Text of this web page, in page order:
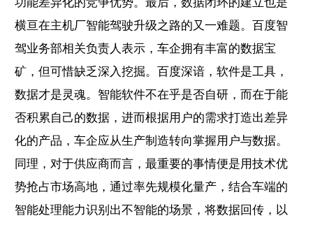
横亘在主机厂智能驾驶升级之路的又一难题。百度智
驾业务部相关负责人表示，车企拥有丰富的数据宝
矿，但可惜缺乏深入挖掘。百度深谙，软件是工具，
数据才是灵魂。智能软件不在乎是否自研，而在于能
否积累自己的数据，进而根据用户的需求打造出差异
化的产品，车企应从生产制造转向掌握用户与数据。
同理，对于供应商而言，最重要的事情便是用技术优
势抢占市场高地，通过率先规模化量产，结合车端的
智能处理能力识别出不智能的场景，将数据回传，以